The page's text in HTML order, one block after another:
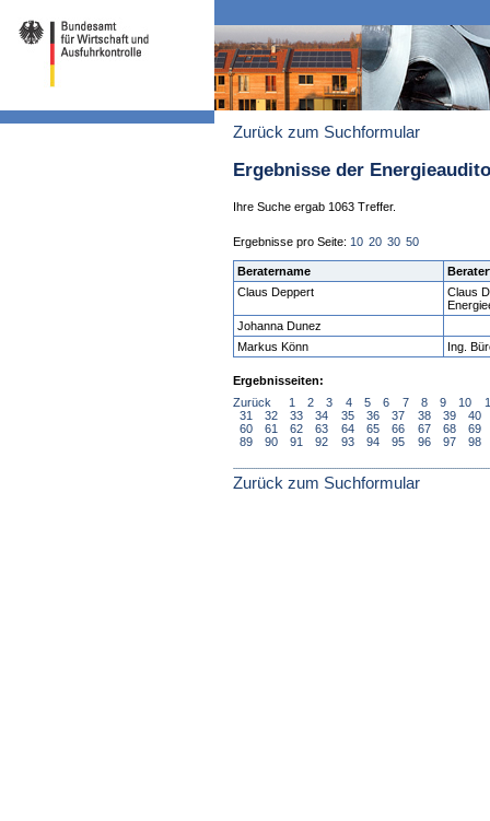
Zurück zum Suchformular
Ergebnisse der
Ihre Suche ergab 1063 Treffer.
Ergebnisse pro Seite: 10 20 30 50
Beratername
Claus Deppert
Claus
Johanna Dunez
Markus Könn
Ing.
Ergebnisseiten:
Zurück
1 2 3 4 5 6 7 8 9 10
31
32 33 34 35 36 37 38 39
40
60
61 62 63 64 65 66 67 68
69
89
90 91 92 93 94 95 96 97 98
Zurück zum Suchformular